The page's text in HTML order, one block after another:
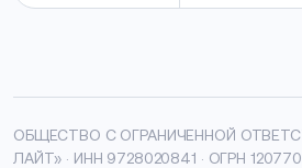
ОБЩЕСТВО С ОГРАНИЧЕННОЙ
ЛАЙТ» · ИНН 9728020841 · ОГРН